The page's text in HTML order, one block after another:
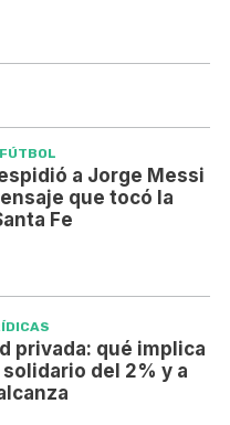
a Jorge Messi
que tocó la
Fe
privada: qué implica
del 2% y a